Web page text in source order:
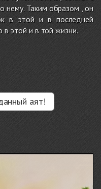
нему. Таким образом , он
в этой и в последней
в этой и в той жизни.
аят!